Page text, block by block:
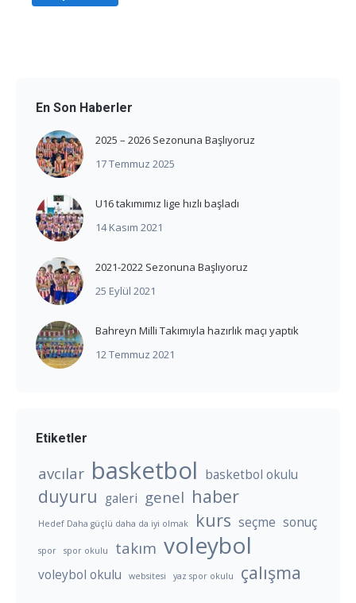
En Son Haberler
2025 – 2026 Sezonuna Başlıyoruz
17 Temmuz 2025
U16 takımımız lige hızlı başladı
14 Kasım 2021
2021-2022 Sezonuna Başlıyoruz
25 Eylül 2021
Bahreyn Milli Takımıyla hazırlık maçı yaptık
12 Temmuz 2021
Etiketler
avcılar basketbol basketbol okulu
duyuru galeri genel haber
Hedef Daha güçlü daha da iyi olmak kurs seçme sonuç
spor spor okulu takım voleybol
voleybol okulu websitesi yaz spor okulu çalışma